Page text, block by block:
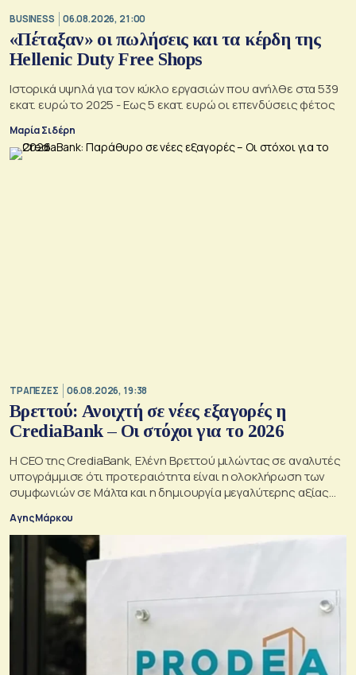
BUSINESS 06.08.2026, 21:00
«Πέταξαν» οι πωλήσεις και τα κέρδη της
Hellenic Duty Free Shops
Ιστορικά υψηλά για τον κύκλο εργασιών που ανήλθε στα 539
εκατ. ευρώ το 2025 - Εως 5 εκατ. ευρώ οι επενδύσεις φέτος
Μαρία Σιδέρη
ΤΡΑΠΕΖΕΣ 06.08.2026, 19:38
Βρεττού: Ανοιχτή σε νέες εξαγορές η
CrediaBank – Οι στόχοι για το 2026
Η CEO της CrediaBank, Ελένη Βρεττού μιλώντας σε αναλυτές
υπογράμμισε ότι προτεραιότητα είναι η ολοκλήρωση των
συμφωνιών σε Μάλτα και η δημιουργία μεγαλύτερης αξίας
για τους μετόχους
Αγης Μάρκου